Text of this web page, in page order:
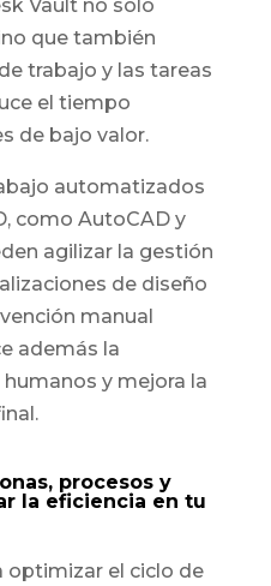
Vault no solo
que también
trabajo y las tareas
el tiempo
de bajo valor.
automatizados
como AutoCAD y
agilizar la gestión
de diseño
manual
además la
y mejora la
procesos y
la eficiencia en tu
optimizar el ciclo de